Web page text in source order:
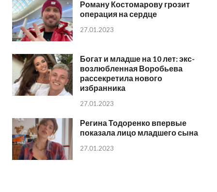
Роману Костомарову грозит
операция на сердце
27.01.2023
Богат и младше на 10 лет: экс-
возлюбленная Воробьева
рассекретила нового
избранника
27.01.2023
Регина Тодоренко впервые
показала лицо младшего сына
27.01.2023